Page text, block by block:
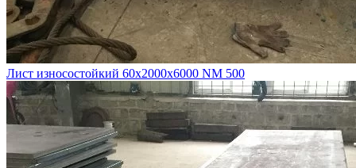
Лист износостойкий 60х2000х6000 NM 500